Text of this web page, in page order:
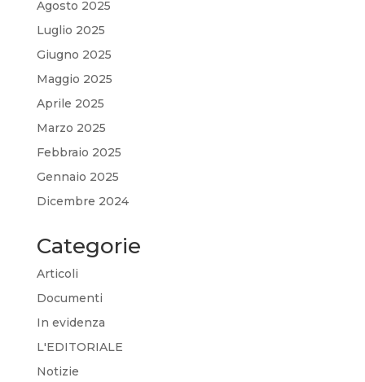
Agosto 2025
Luglio 2025
Giugno 2025
Maggio 2025
Aprile 2025
Marzo 2025
Febbraio 2025
Gennaio 2025
Dicembre 2024
Categorie
Articoli
Documenti
In evidenza
L'EDITORIALE
Notizie